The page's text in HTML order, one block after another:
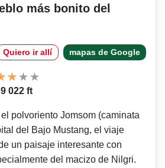
más bonito del
Quiero ir allí mapas de Google
022 ft
polvoriento Jomsom (caminata
del Bajo Mustang, el viaje
un paisaje interesante con
del macizo de Nilgri.